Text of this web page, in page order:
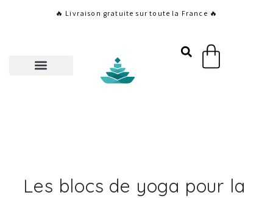
🔥 Livraison gratuite sur toute la France 🔥
Panier
Les blocs de yoga pour la